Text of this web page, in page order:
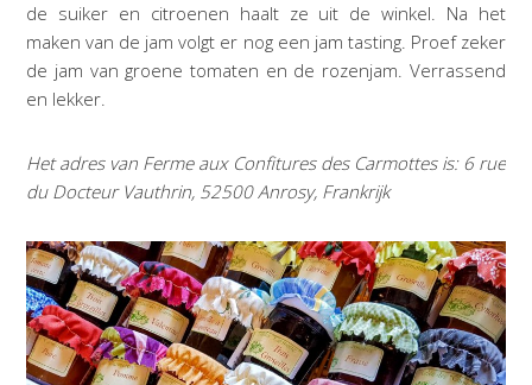
de suiker en citroenen haalt ze uit de winkel. Na het
maken van de jam volgt er nog een jam tasting. Proef zeker
de jam van groene tomaten en de rozenjam. Verrassend
en lekker.
Het adres van Ferme aux Confitures des Carmottes is: 6 rue
du Docteur Vauthrin, 52500 Anrosy, Frankrijk